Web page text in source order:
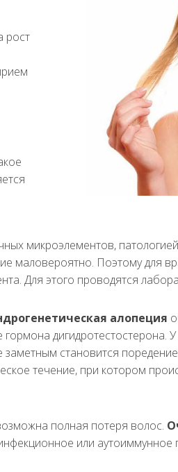
рост
микроэлементов,
маловероятно. Поэтому для
Для этого проводятся
алопеция
становится
течение, при котором
полная потеря волос.
или аутоиммунное